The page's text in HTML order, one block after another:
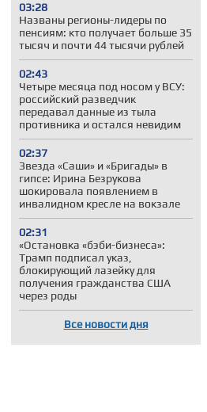
03:28
Названы регионы-лидеры по
пенсиям: кто получает больше 35
тысяч и почти 44 тысячи рублей
02:43
Четыре месяца под носом у ВСУ:
российский разведчик
передавал данные из тыла
противника и остался невидим
02:37
Звезда «Саши» и «Бригады» в
гипсе: Ирина Безрукова
шокировала появлением в
инвалидном кресле на вокзале
02:31
«Остановка «бэби-бизнеса»:
Трамп подписал указ,
блокирующий лазейку для
получения гражданства США
через роды
Все новости дня